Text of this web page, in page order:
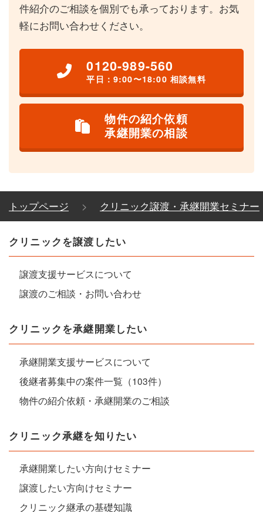
件紹介のご相談を個別でも承っております。お気
軽にお問い合わせください。
0120-989-560
平日：9:00〜18:00 相談無料
物件の紹介依頼
承継開業の相談
トップページ クリニック譲渡・承継開業セミナー
クリニックを譲渡したい
譲渡支援サービスについて
譲渡のご相談・お問い合わせ
クリニックを承継開業したい
承継開業支援サービスについて
後継者募集中の案件一覧（103件）
物件の紹介依頼・承継開業のご相談
クリニック承継を知りたい
承継開業したい方向けセミナー
譲渡したい方向けセミナー
クリニック継承の基礎知識